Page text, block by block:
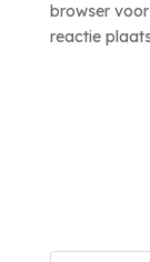
browser
reactie